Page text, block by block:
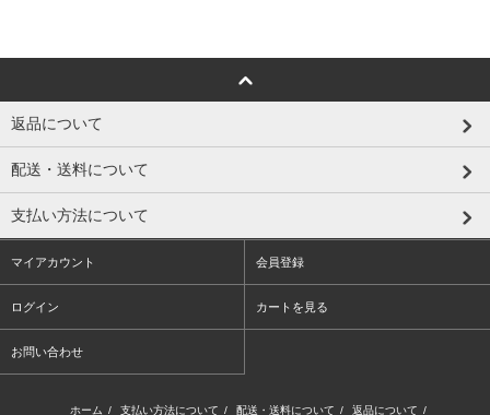
返品について
配送・送料について
支払い方法について
マイアカウント 会員登録
ログイン カートを見る
お問い合わせ
ホーム / 支払い方法について / 配送・送料について / 返品について /